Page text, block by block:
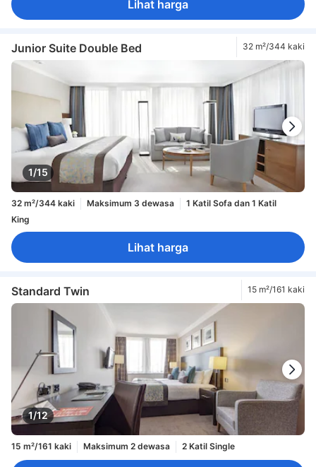
Lihat harga
Junior Suite Double Bed 32 m²/344 kaki
1/15
32 m²/344 kaki Maksimum 3 dewasa
1 Katil Sofa dan 1 Katil
King
Lihat harga
Standard Twin 15 m²/161 kaki
1/12
15 m²/161 kaki Maksimum 2 dewasa 2 Katil Single